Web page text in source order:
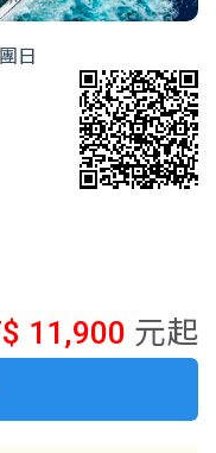
日
11,900 元起